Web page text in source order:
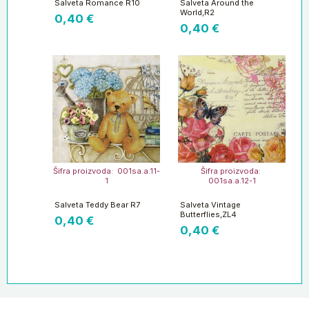
Salveta Romance R10
0,40 €
Salveta Around the
World,R2
0,40 €
Šifra proizvoda: 001sa.a.11-
1
Salveta Teddy Bear R7
0,40 €
Šifra proizvoda:
001sa.a.12-1
Salveta Vintage
Butterflies,ZL4
0,40 €